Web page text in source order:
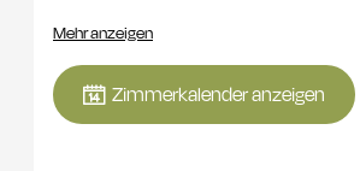
m²
Allgemeine Ausstattung:
2 Doppelbetten
Mehr anzeigen
Zimmerkalender anzeigen